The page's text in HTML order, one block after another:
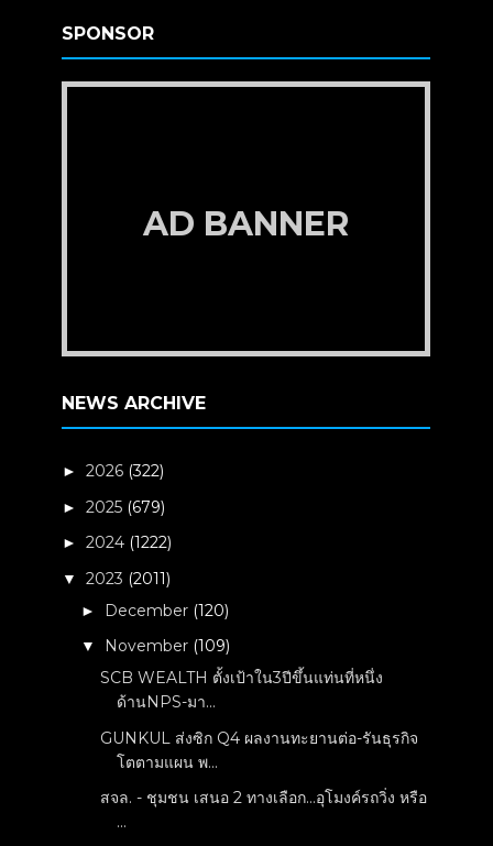
SPONSOR
AD BANNER
NEWS ARCHIVE
►2026 (322)
►2025 (679)
►2024 (1222)
▼2023 (2011)
► December (120)
▼ November (109)
SCB WEALTH ตั้งเป้าใน3ปีขึ้นแท่นที่หนึ่ง
ด้านNPS-มา...
GUNKUL ส่งซิก Q4 ผลงานทะยานต่อ-รันธุรกิจ
โตตามแผน พ...
สจล. - ชุมชน เสนอ 2 ทางเลือก...อุโมงค์รถวิ่ง หรือ
...